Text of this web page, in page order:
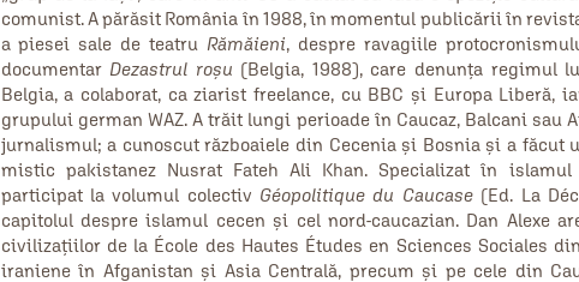
comunist. A părăsit România în 1988, în momentul publicării în
a piesei sale de teatru Rămăieni, despre ravagiile
documentar Dezastrul roșu (Belgia, 1988), care denunța regimul
Belgia, a colaborat, ca ziarist freelance, cu BBC și Europa Liberă,
grupului german WAZ. A trăit lungi perioade în Caucaz, Balcani sau
jurnalismul; a cunoscut războaiele din Cecenia și Bosnia și a făcut
mistic pakistanez Nusrat Fateh Ali Khan. Specializat în
participat la volumul colectiv Géopolitique du Caucase(Ed. La
capitolul despre islamul cecen și cel nord‑caucazian. Dan Alexe
civilizațiilor de la École des Hautes Études en Sciences Sociales
iraniene în Afganistan și Asia Centrală, precum și pe cele din